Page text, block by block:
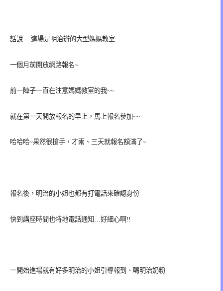
話說….這場是明治辦的大型媽媽教室
一個月前開放網路報名~
前一陣子一直在注意媽媽教室的我~~
就在第一天開放報名的早上，馬上報名參加~~
哈哈哈~果然很搶手，才兩、三天就報名額滿了~
報名後，明治的小姐也都有打電話來確認身份
快到講座時間也特地電話通知…好細心啊!!
一開始進場就有好多明治的小姐引導報到、喝明治奶粉